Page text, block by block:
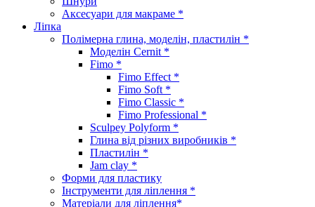
Аксесуари для макраме *
Ліпка
Полімерна глина, моделін, пластилін *
Моделін Cernit *
Fimo *
Fimo Effect *
Fimo Soft *
Fimo Classic *
Fimo Professional *
Sculpey Polyform *
Глина від різних виробників *
Пластилін *
Jam clay *
Форми для пластику
Інструменти для ліплення *
Матеріали для ліплення*